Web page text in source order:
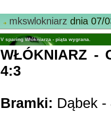
mkswlokniarz dnia 07/
V sparing Włókniarza - piąta wygrana.
WŁÓKNIARZ -
4:3
Bramki: Dąbek -